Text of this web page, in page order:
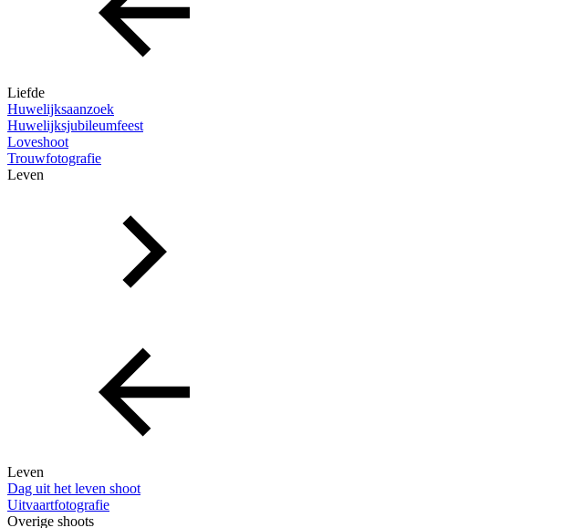
Liefde
Huwelijksaanzoek
Huwelijksjubileumfeest
Loveshoot
Trouwfotografie
Leven
Leven
Dag uit het leven shoot
Uitvaartfotografie
Overige shoots